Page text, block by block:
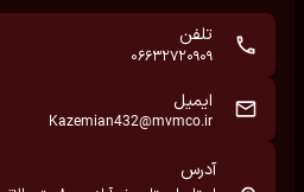
تلفن
06632720909
ایمیل
Kazemian432@mvmco.ir
آدرس